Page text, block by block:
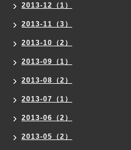
2013-12（1）
2013-11（3）
2013-10（2）
2013-09（1）
2013-08（2）
2013-07（1）
2013-06（2）
2013-05（2）